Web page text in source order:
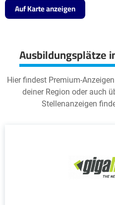
Auf Karte anzeigen
Ausbildungsplätze
Hier findest Premium-
deiner Region oder auch
Stellenanzeigen